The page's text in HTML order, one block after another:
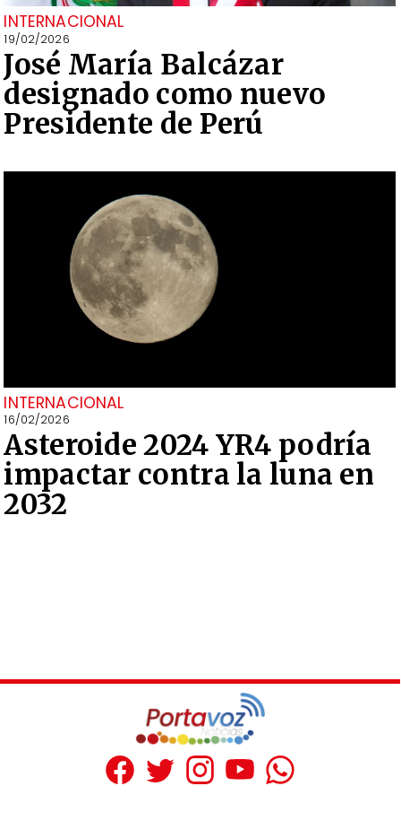
INTERNACIONAL
19/02/2026
José María Balcázar
designado como nuevo
Presidente de Perú
INTERNACIONAL
16/02/2026
Asteroide 2024 YR4 podría
impactar contra la luna en
2032